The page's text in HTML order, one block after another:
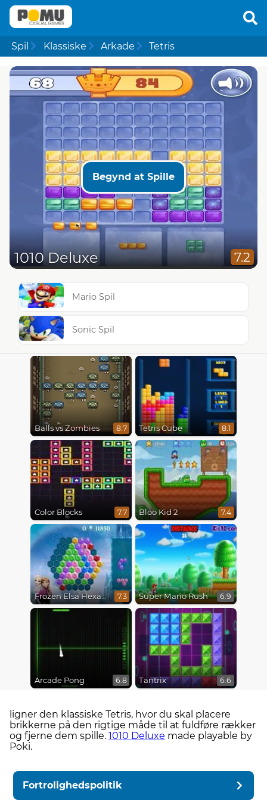
Spil Klassiske Arkade Tetris
Begynd at Spille
1010 Deluxe 7.2
Mario Spil
Sonic Spil
Balls vs Zombies 8.7 Tetris Cube 8.1
Color Blocks 7.7 Bloo Kid 2 7.4
Frozen Elsa Hexagon Puzzle 7.3 Super Mario Rush 6.9
Arcade Pong 6.8 Tantrix 6.6
ligner den klassiske Tetris, hvor du skal placere
brikkerne på den rigtige måde til at fuldføre rækker
og fjerne dem spille. 1010 Deluxe made playable by
Poki.
Fortrolighedspolitik